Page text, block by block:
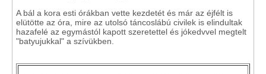
A bál a kora esti órákban vette kezdetét és már az éjfélt is
elütötte az óra, mire az utolsó táncoslábú civilek is elindultak
hazafelé az egymástól kapott szeretettel és jókedvvel megtelt
"batyujukkal" a szívükben.